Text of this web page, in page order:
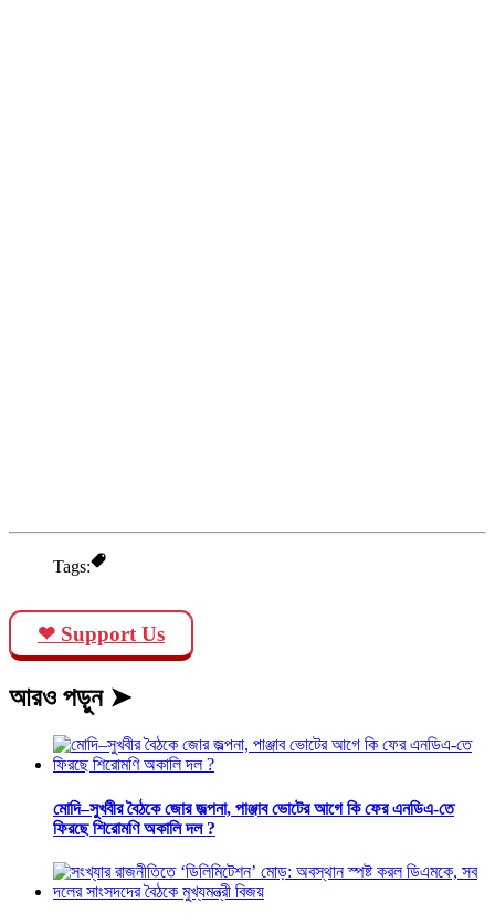
Tags:
❤ Support Us
আরও পড়ুন ➤
মোদি–সুখবীর বৈঠকে জোর জল্পনা, পাঞ্জাব ভোটের আগে কি ফের এনডিএ-তে
ফিরছে শিরোমণি অকালি দল ?